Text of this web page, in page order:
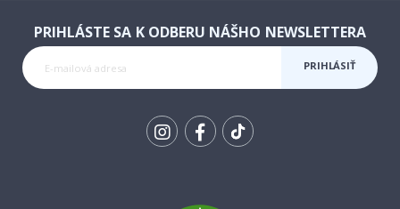
PRIHLÁSTE SA K ODBERU NÁŠHO NEWSLETTERA
PRIHLÁSIŤ